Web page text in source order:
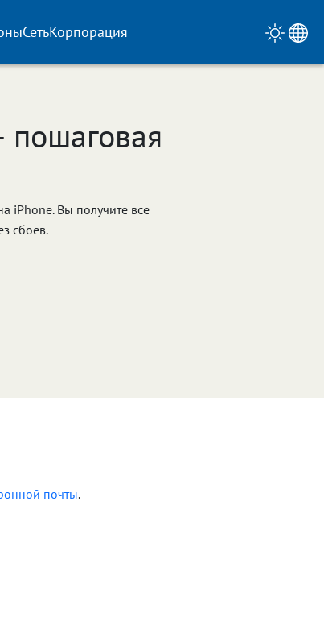
СетьКорпорация
пошаговая
iPhone. Вы получите все
сбоев.
почты.